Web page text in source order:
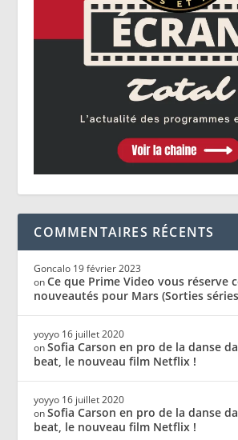
COMMENTAIRES RÉCENTS
Goncalo 19 février 2023
onCe que Prime Video vous réserve
nouveautés pour Mars (Sorties
yoyyo 16 juillet 2020
onSofia Carson en pro de la danse
beat, le nouveau film Netflix !
yoyyo 16 juillet 2020
onSofia Carson en pro de la danse
beat, le nouveau film Netflix !